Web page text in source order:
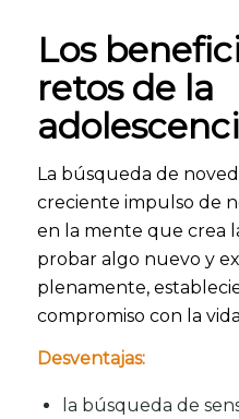
Los
retos de la
La búsqueda de
creciente impulso de
en la mente que crea
probar algo nuevo y
plenamente,
compromiso con la
Desventajas:
la búsqueda de